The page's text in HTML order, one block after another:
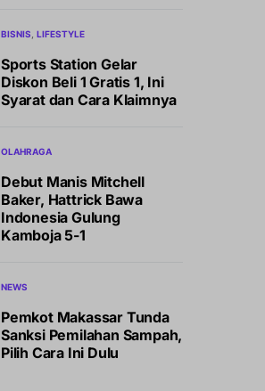
BISNIS LIFESTYLE
Sports Station Gelar
Diskon Beli 1 Gratis 1, Ini
Syarat dan Cara Klaimnya
OLAHRAGA
Debut Manis Mitchell
Baker, Hattrick Bawa
Indonesia Gulung
Kamboja 5-1
NEWS
Pemkot Makassar Tunda
Sanksi Pemilahan Sampah,
Pilih Cara Ini Dulu